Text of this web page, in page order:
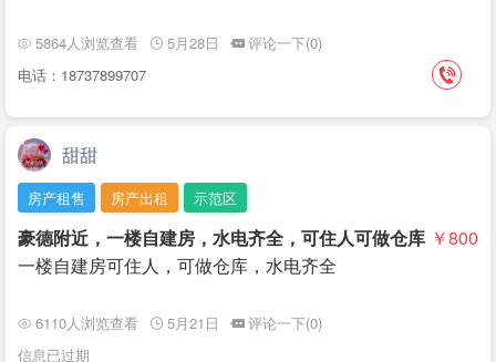
5864人浏览查看 5月28日
评论一下(0)
电话：18737899707
甜甜
房产租售 房产出租 示范区
豪德附近，一楼自建房，水电齐全，可住人可做仓库 ￥800
一楼自建房可住人，可做仓库，水电齐全
6110人浏览查看 5月21日
评论一下(0)
信息已过期